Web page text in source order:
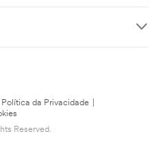
Política da Privacidade
Reserved.